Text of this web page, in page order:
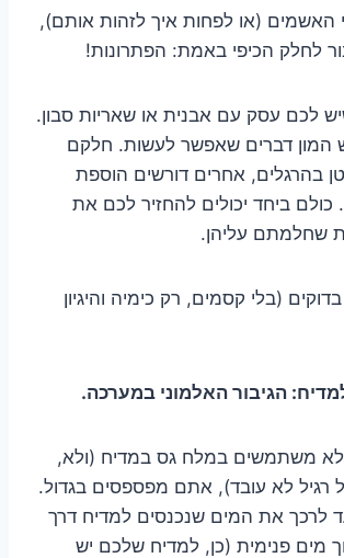
האשמים (או לפחות איך לזהות אותם),
לחלק הכיפי באמת: הפתרונות!
לכם עסק עם אבנית או שאריות סבון.
המון דברים שאפשר לעשות. חלקם
בהרגלים, אחרים דורשים הוספת
כולם ביחד יכולים להחזיר לכם את
שחלמתם עליהן.
בדוקים (בלי קסמים, רק כימיה והיגיון
הגיבור האלמוני במערכה.
משתמשים במלח גס במדיח (ולא,
רגיל לא עובד), אתם מפספסים בגדול.
לרכך את המים שנכנסים למדיח דרך
מים פנימית (כן, למדיח שלכם יש